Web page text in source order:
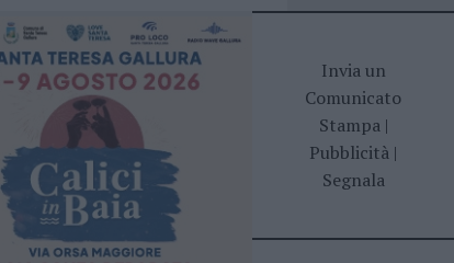
Invia un
Comunicato
Stampa|
Pubblicità |
Segnala